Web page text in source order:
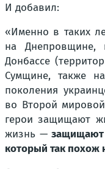
И добавил:
«Именно в таких
на Днепровщине,
Донбассе
Сумщине, также
поколения
во Второй
герои защищают
жизнь —защищают
который так похож